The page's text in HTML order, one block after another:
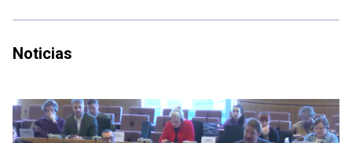
Noticias